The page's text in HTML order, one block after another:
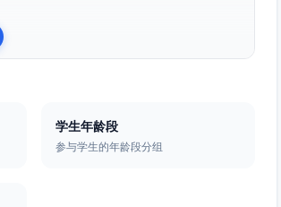
学生年龄段
参与学生的年龄段分组